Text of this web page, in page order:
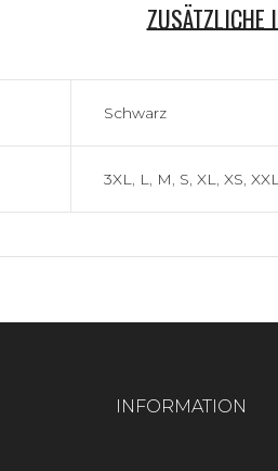
ZUSÄTZLICHE
Schwarz
3XL, L, M, S, XL, XS,
INFORMATION